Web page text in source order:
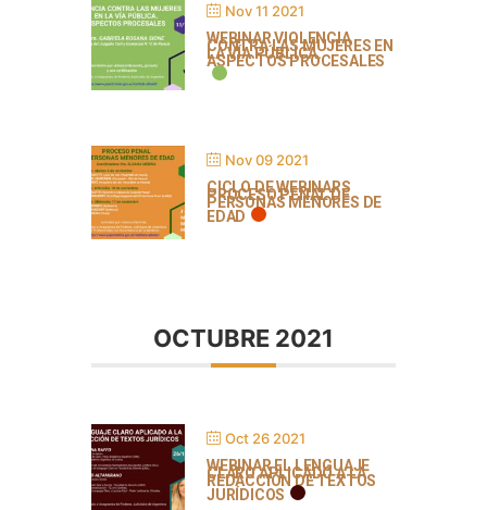
Nov 11 2021
WEBINAR VIOLENCIA
CONTRA LAS MUJERES EN
LA VÍA PÚBLICA.
ASPECTOS PROCESALES
Nov 09 2021
CICLO DE WEBINARS
PROCESO PENAL DE
PERSONAS MENORES DE
EDAD
OCTUBRE 2021
Oct 26 2021
WEBINAR EL LENGUAJE
CLARO APLICADO A LA
REDACCIÓN DE TEXTOS
JURÍDICOS